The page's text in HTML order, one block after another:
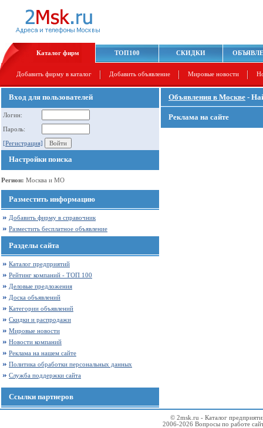
Каталог фирм ТОП100 СКИДКИ
Добавить фирму в каталог Добавить объявление Мировые новости
Вход для пользователей
Логин:
Пароль:
[Регистрация]
Настройки поиска
Регион: Москва и МО
Разместить информацию
Добавить фирму в справочник
Разместить бесплатное объявление
Разделы сайта
Каталог предприятий
Рейтинг компаний - ТОП 100
Деловые предложения
Доска объявлений
Категории объявлений
Скидки и распродажи
Мировые новости
Новости компаний
Реклама на нашем сайте
Политика обработки персональных данных
Служба поддержки сайта
Ссылки партнеров
Объявления в Москве -
Реклама на сайте
© 2msk.ru - Каталог
2006-2026 Вопросы по работе